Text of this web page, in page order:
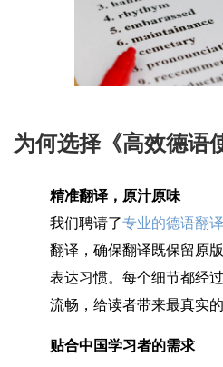
为何选择《高效德语
精准翻译，原汁原味
我们聘请了专业的德语翻译
翻译，确保翻译既保留原
表达习惯。每个细节都经
流畅，给读者带来最真实的
贴合中国学